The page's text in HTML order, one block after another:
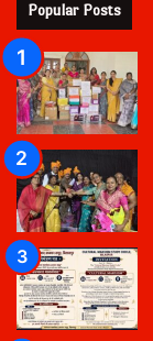
Popular Posts